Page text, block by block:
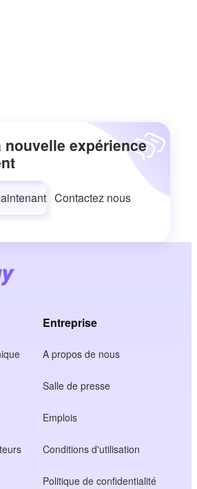
nouvelle expérience
Contactez nous
Entreprise
A propos de nous
Salle de presse
Emplois
Conditions d'utilisation
Politique de confidentialité